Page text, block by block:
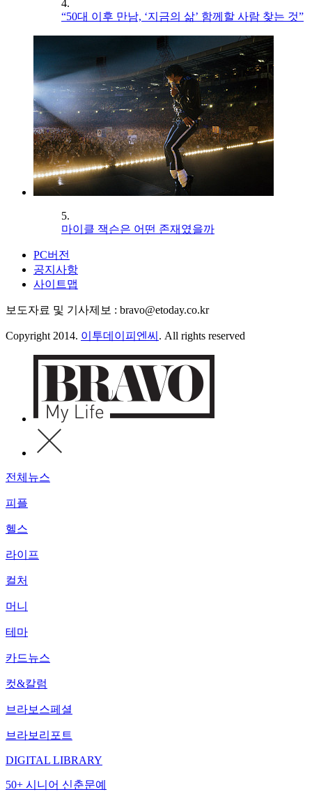
4.
“50대 이후 만남, ‘지금의 삶’ 함께할 사람 찾는 것”
5.
마이클 잭슨은 어떤 존재였을까
PC버전
공지사항
사이트맵
보도자료 및 기사제보 : bravo@etoday.co.kr
Copyright 2014. 이투데이피엔씨 . All rights reserved
전체뉴스
피플
헬스
라이프
컬처
머니
테마
카드뉴스
컷&칼럼
브라보스페셜
브라보리포트
DIGITAL LIBRARY
50+ 시니어 신춘문예